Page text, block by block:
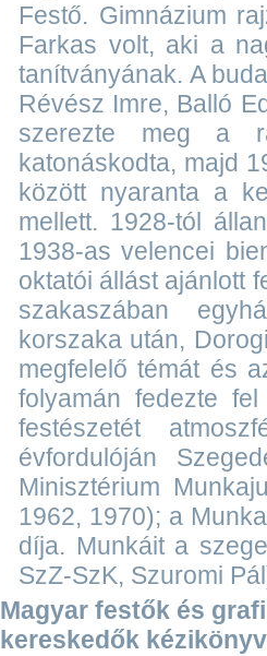
Festő. Gimnázium
Farkas volt, aki a
tanítványának. A
Révész Imre, Balló
szerezte meg a
katonáskodta, majd
között nyaranta a
mellett. 1928-tól
1938-as velencei
oktatói állást ajánlott
szakaszában
korszaka után,
megfelelő témát és
folyamán fedezte
festészetét
évfordulóján
Minisztérium
1962, 1970); a
díja. Munkáit a
SzZ-SzK, Szuromi
Magyar festők és
kereskedők